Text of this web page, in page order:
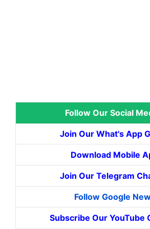
Follow Our Social
Join Our What's App
Download Mobile
Join Our Telegram
Follow Google
Subscribe Our YouTube